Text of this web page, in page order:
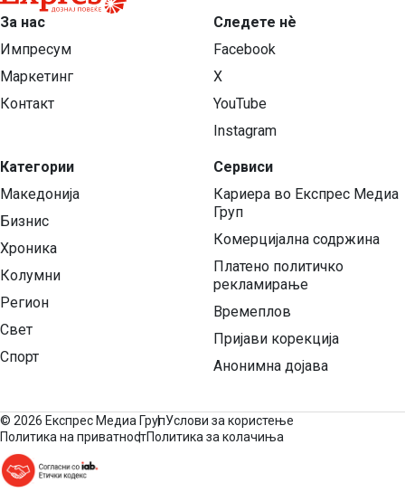
За нас
Импресум
Маркетинг
Контакт
Категории
Македонија
Бизнис
Хроника
Колумни
Регион
Свет
Спорт
Следете нѐ
Facebook
X
YouTube
Instagram
Сервиси
Кариера во Експрес Медиа
Груп
Комерцијална содржина
Платено политичко
рекламирање
Времеплов
Пријави корекција
Анонимна дојава
© 2026 Експрес Медиа ГрупУслови за користење
Политика на приватностПолитика за колачиња